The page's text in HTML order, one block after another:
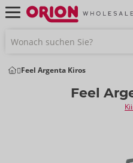
Feel Argenta Kiros
Feel